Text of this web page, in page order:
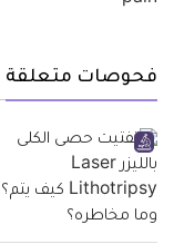
فحوصات متعلقة